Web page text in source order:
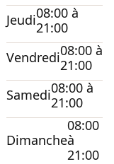
Jeudi08:00 à
21:00
Vendredi08:00 à
21:00
Samedi08:00 à
21:00
Dimanche
08:00
à
21:00